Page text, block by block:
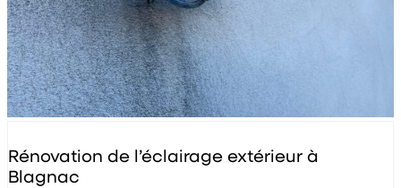
Rénovation de l’éclairage extérieur à
Blagnac